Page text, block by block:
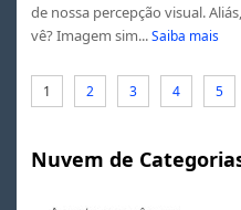
de nossa percepção visual.
vê? Imagem sim... Saiba mais
1 2 3 4 5
Nuvem de